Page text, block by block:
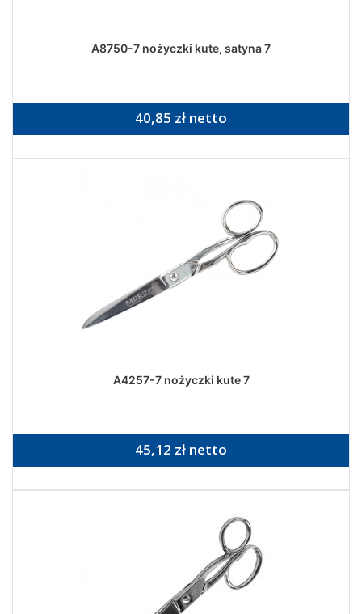
A8750-7 nożyczki kute, satyna 7
40,85 zł netto
A4257-7 nożyczki kute 7
45,12 zł netto